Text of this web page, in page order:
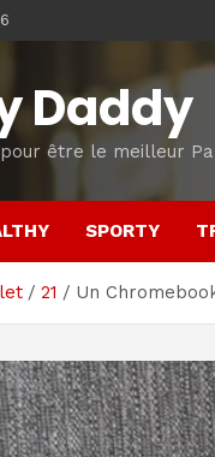
Daddy
être le meilleur
SPORTY
21 Un